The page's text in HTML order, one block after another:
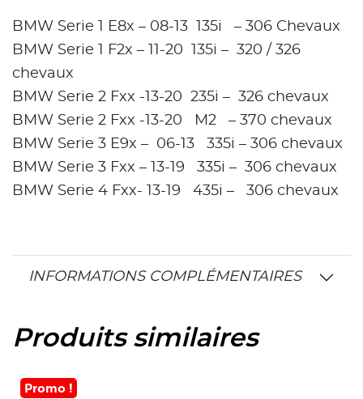
BMW Serie 1 E8x – 08-13 135i – 306 Chevaux
BMW Serie 1 F2x – 11-20 135i – 320 / 326
chevaux
BMW Serie 2 Fxx -13-20 235i – 326 chevaux
BMW Serie 2 Fxx -13-20 M2 – 370 chevaux
BMW Serie 3 E9x – 06-13 335i – 306 chevaux
BMW Serie 3 Fxx – 13-19 335i – 306 chevaux
BMW Serie 4 Fxx- 13-19 435i – 306 chevaux
INFORMATIONS COMPLÉMENTAIRES
Produits similaires
Promo !